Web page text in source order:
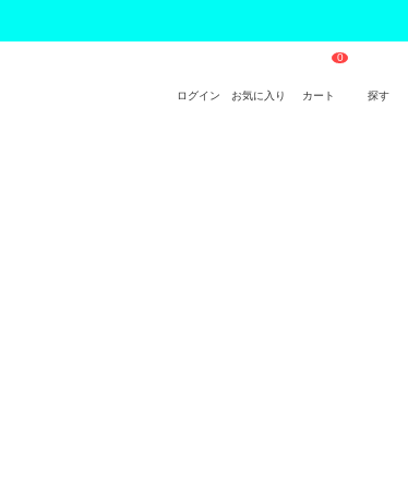
ログイン お気に入り カート 探す